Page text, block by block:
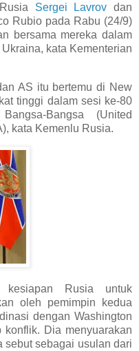
Sergei Lavrov dan
Rubio pada Rabu (24/9)
bersama mereka dalam
kata Kementerian
AS itu bertemu di New
tinggi dalam sesi ke-80
Bangsa (United
kata Kemenlu Rusia.
kesiapan Rusia untuk
oleh pemimpin kedua
dengan Washington
Dia menyuarakan
sebut sebagai usulan dari